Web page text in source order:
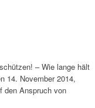
– Wie lange hält
14. November 2014,
den Anspruch von